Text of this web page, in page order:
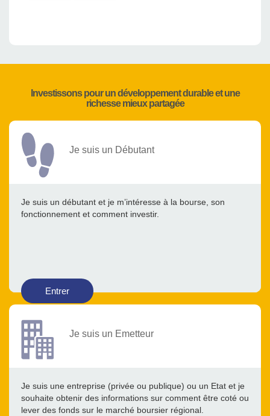
Investissons pour un développement durable et une
richesse mieux partagée
Je suis un Débutant
Je suis un débutant et je m’intéresse à la bourse, son
fonctionnement et comment investir.
Entrer
Je suis un Emetteur
Je suis une entreprise (privée ou publique) ou un Etat et je
souhaite obtenir des informations sur comment être coté ou
lever des fonds sur le marché boursier régional.